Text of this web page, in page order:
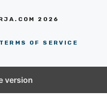
2026
TERMS OF SERVICE
version